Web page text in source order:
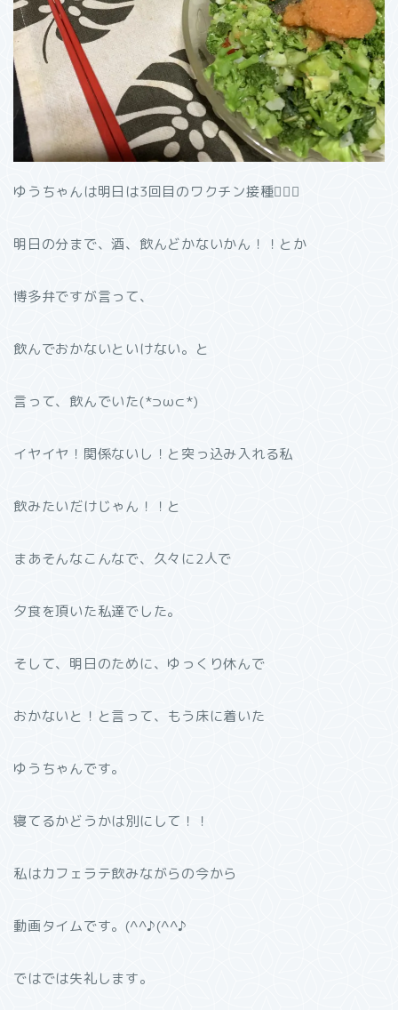
ゆうちゃんは明日は3回目のワクチン接種
明日の分まで、酒、飲んどかないかん！！とか
博多弁ですが言って、
飲んでおかないといけない。と
言って、飲んでいた(*⊃ω⊂*)
イヤイヤ！関係ないし！と突っ込み入れる私
飲みたいだけじゃん！！と
まあそんなこんなで、久々に2人で
夕食を頂いた私達でした。
そして、明日のために、ゆっくり休んで
おかないと！と言って、もう床に着いた
ゆうちゃんです。
寝てるかどうかは別にして！！
私はカフェラテ飲みながらの今から
動画タイムです。(^^♪(^^♪
ではでは失礼します。